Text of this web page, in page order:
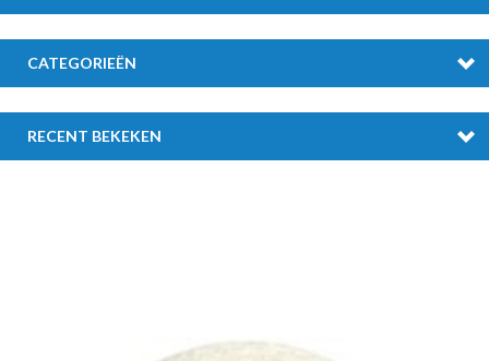
CATEGORIEËN
RECENT BEKEKEN